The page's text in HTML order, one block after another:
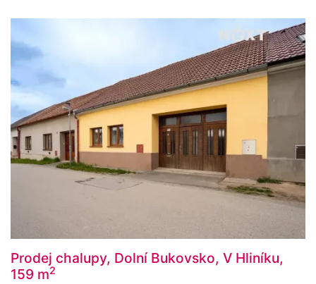
Prodej chalupy, Dolní Bukovsko, V Hliníku,
159 m2